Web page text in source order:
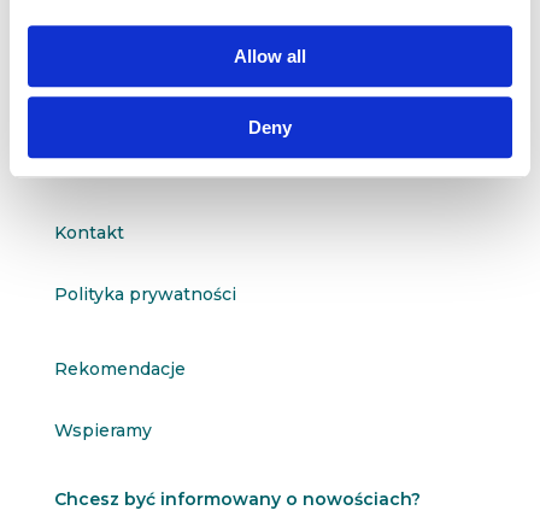
Allow all
Deny
 questus@questus.pl
O nas
Kontakt
Polityka prywatności
Rekomendacje
Wspieramy
Chcesz być informowany o nowościach?